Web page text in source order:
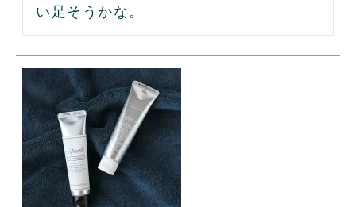
い足そうかな。